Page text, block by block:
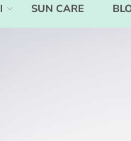
SUN CARE